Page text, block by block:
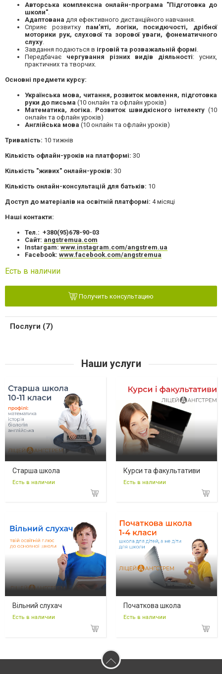
Авторська комплексна онлайн-програма "Підготовка до
школи"
Адаптована для ефективного дистанційного навчання.
Сприяє розвитку пам'яті, логіки, посидючості, дрібної
моторики рук, слухової та зорової уваги, фонематичного
слуху
Завдання подаються в ігровій та розважальній формі
Передбачає чергування різних видів діяльності: усних,
практичних та творчих.
Основні предмети курсу:
Українська мова, читання, розвиток мовлення, підготовка
руки до письма (10 онлайн та офлайн уроків)
Математика, логіка. Розвиток швидкісного інтелекту (10
онлайн та офлайн уроків)
Англійська мова (10 онлайн та офлайн уроків)
Тривалість: 10 тижнів
Кількість офлайн-уроків на платформі: 30
Кількість "живих" онлайн-уроків: 30
Кількість онлайн-консультацій для батьків: 10
Доступ до матеріалів на освітній платформі: 4 місяці
Наші контакти:
Тел.: +380(95)678-90-03
Сайт: angstremua.com
Instargam: www.instagram.com/angstrem.ua
Facebook: www.facebook.com/angstremua
Есть в наличии
Получить консультацию
Послуги (7)
Наши услуги
Старша школа
Есть в наличии
Курси та факультативи
Есть в наличии
Вільний слухач
Есть в наличии
Початкова школа
Есть в наличии